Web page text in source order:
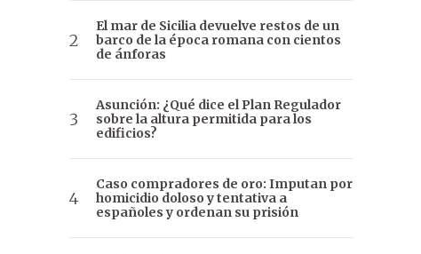
El mar de Sicilia devuelve restos de un
barco de la época romana con cientos
de ánforas
Asunción: ¿Qué dice el Plan Regulador
sobre la altura permitida para los
edificios?
Caso compradores de oro: Imputan por
homicidio doloso y tentativa a
españoles y ordenan su prisión